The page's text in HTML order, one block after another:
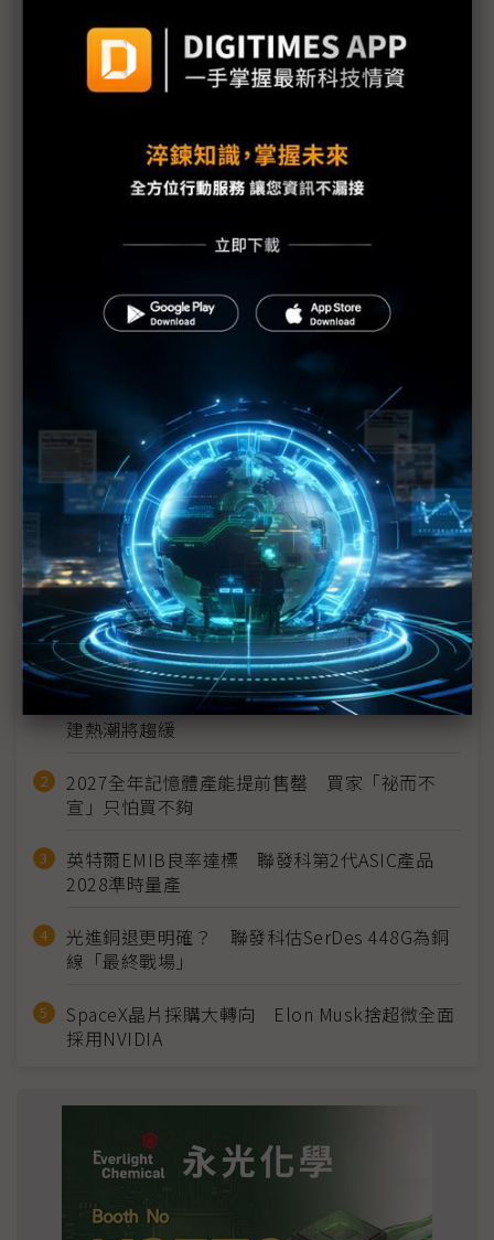
HBM核心設備風雲起 韓美半導體轉投三星懷抱？
韓美半導體對SK海力士強硬 背靠美光TCB設備大
SK海力士與韓美半導體8年情出現裂痕 HBM霸主爆
生產HBM關鍵 韓美半導體TCB設備首度漲價近3成
韓美半導體罕見調漲TCB價格25% 1Q營收展現底氣
HBM需求大 韓華Semitech又獲SK海力士新設備訂
單
傳SK海力士引進ASMPT TCB設備 用於16層HBM3E
SK海力士擴大HBM3E生產 TCB訂單流向成關鍵
近７天熱門報導
MLCC訂單過熱、出貨比創高 村田示警全球AI基
建熱潮將趨緩
2027全年記憶體產能提前售罄 買家「祕而不
宣」只怕買不夠
英特爾EMIB良率達標 聯發科第2代ASIC產品
2028準時量產
光進銅退更明確？ 聯發科估SerDes 448G為銅
線「最終戰場」
SpaceX晶片採購大轉向 Elon Musk捨超微全面
採用NVIDIA